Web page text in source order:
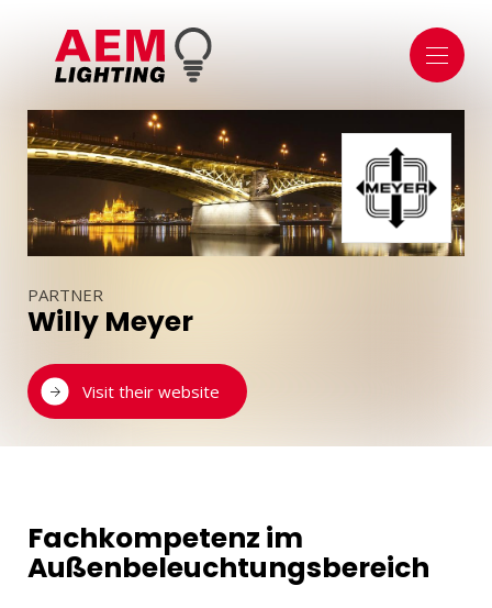
ÜBER UNS
BELEUCHTUNG
INNENBELEUCHTUNG AUSSENBELEUCHTUNG SICHERHEIT & TECHNIK
ÖFFENTLICHER BEREICH
VERWALTUNGSMODULE
SENSOREN & DETEKTOREN
PROJEKTE
PARTNER
Willy Meyer
Visit their website
Fachkompetenz im
Außenbeleuchtungsbereich